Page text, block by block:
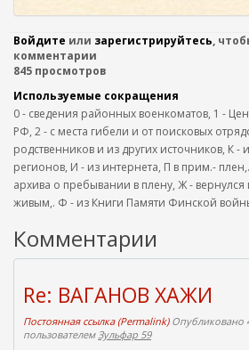
Войдите или зарегистрируйтесь,
комментарии
845 просмотров
Используемые сокращения
0 - сведения районных военкоматов, 1 -
РФ, 2 - с места гибели и от поисковых
родственников и из других источников, К -
регионов, И - из интернета, П в прим.-
архива о пребывании в плену, Ж -
живым,. Ф - из Книги Памяти Финской
Комментарии
Re: ВАГАНОВ ХАЖИ
Постоянная ссылка (Permalink)Опубликовано
пользователемЗульфар 59